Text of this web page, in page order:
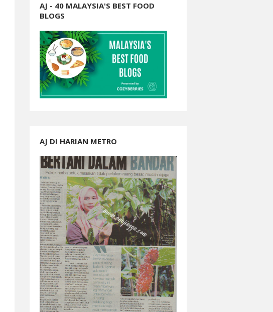
AJ - 40 MALAYSIA'S BEST FOOD
BLOGS
AJ DI HARIAN METRO